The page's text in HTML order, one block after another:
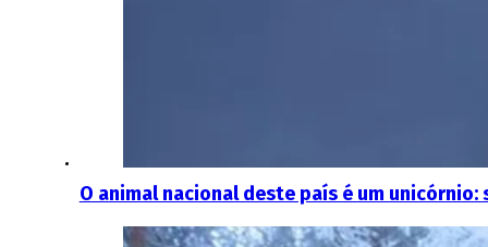
O animal nacional deste país é um